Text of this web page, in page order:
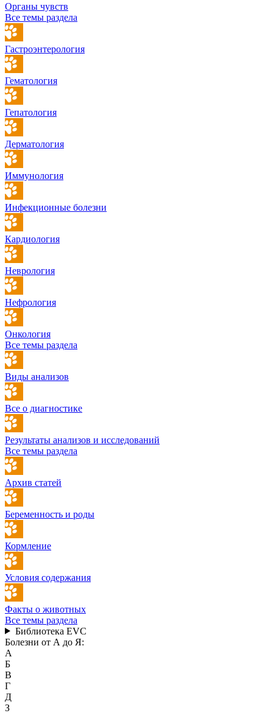
Органы чувств
Все темы раздела
Гастроэнтерология
Гематология
Гепатология
Дерматология
Иммунология
Инфекционные болезни
Кардиология
Неврология
Нефрология
Онкология
Все темы раздела
Виды анализов
Все о диагностике
Результаты анализов и исследований
Все темы раздела
Архив статей
Беременность и роды
Кормление
Условия содержания
Факты о животных
Все темы раздела
Библиотека EVC
Болезни от А до Я:
А
Б
В
Г
Д
З